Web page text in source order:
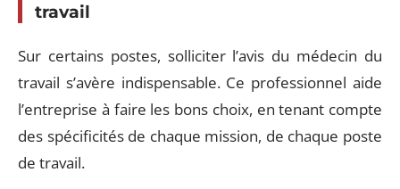
travail
Sur certains postes, solliciter l’avis du médecin du
travail s’avère indispensable. Ce professionnel aide
l’entreprise à faire les bons choix, en tenant compte
des spécificités de chaque mission, de chaque poste
de travail.